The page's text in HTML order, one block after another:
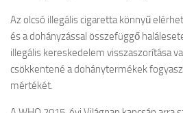
Az olcsó illegális cigaretta könnyű
és a dohányzással összefüggő
illegális kereskedelem visszaszorítása
csökkentené a dohánytermékek
mértékét.